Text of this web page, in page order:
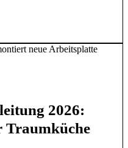
2026: